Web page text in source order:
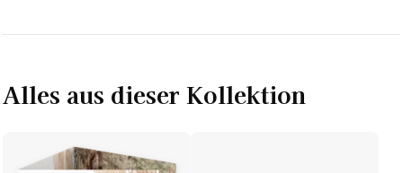
Alles aus dieser Kollektion